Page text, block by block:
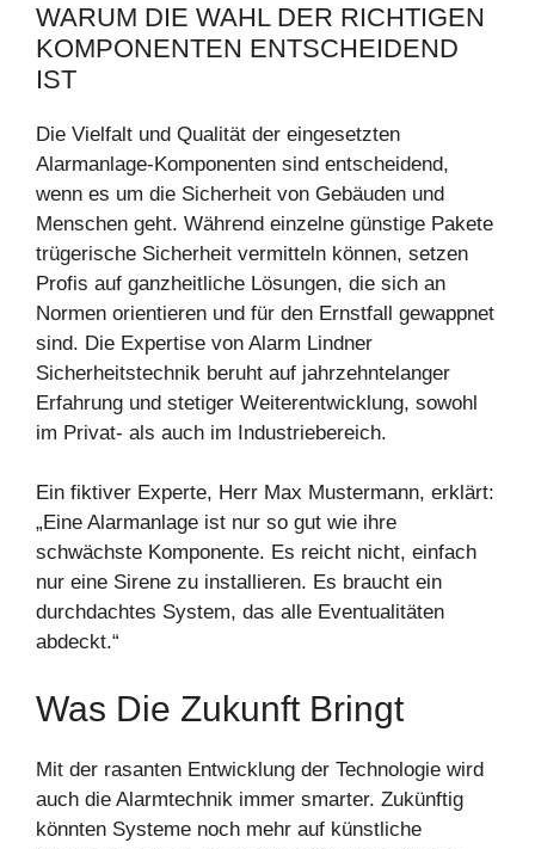
WARUM DIE WAHL DER RICHTIGEN
KOMPONENTEN ENTSCHEIDEND
IST
Die Vielfalt und Qualität der eingesetzten
Alarmanlage-Komponenten sind entscheidend,
wenn es um die Sicherheit von Gebäuden und
Menschen geht. Während einzelne günstige Pakete
trügerische Sicherheit vermitteln können, setzen
Profis auf ganzheitliche Lösungen, die sich an
Normen orientieren und für den Ernstfall gewappnet
sind. Die Expertise von Alarm Lindner
Sicherheitstechnik beruht auf jahrzehntelanger
Erfahrung und stetiger Weiterentwicklung, sowohl
im Privat- als auch im Industriebereich.
Ein fiktiver Experte, Herr Max Mustermann, erklärt:
„Eine Alarmanlage ist nur so gut wie ihre
schwächste Komponente. Es reicht nicht, einfach
nur eine Sirene zu installieren. Es braucht ein
durchdachtes System, das alle Eventualitäten
abdeckt.“
Was Die Zukunft Bringt
Mit der rasanten Entwicklung der Technologie wird
auch die Alarmtechnik immer smarter. Zukünftig
könnten Systeme noch mehr auf künstliche